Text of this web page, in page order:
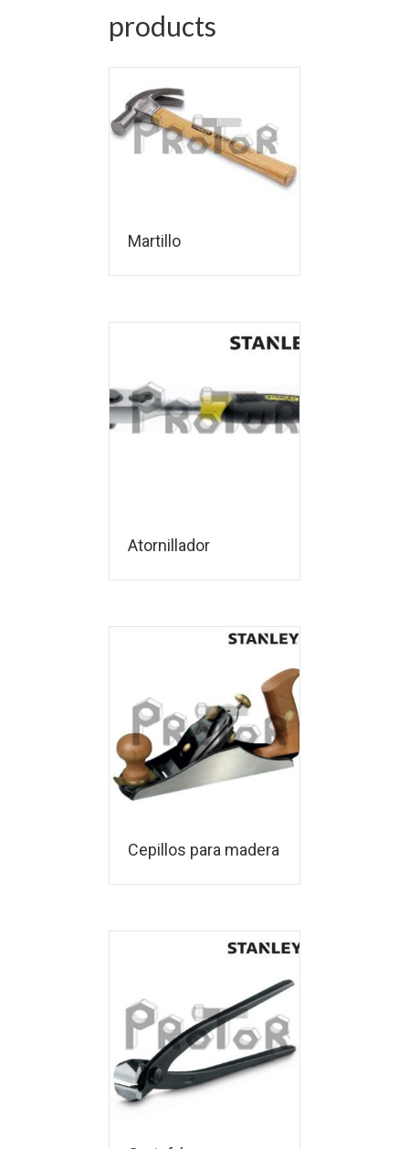
products
Martillo
Atornillador
Cepillos para madera